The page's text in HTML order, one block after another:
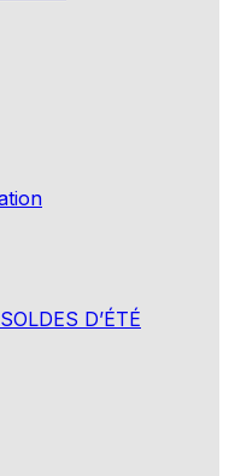
D’ÉTÉ